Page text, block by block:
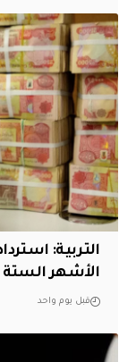
التربية:
الأشهر الستة
قبل يوم واحد